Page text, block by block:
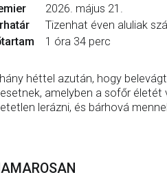
2026. május 21.
Tizenhat éven aluliak
1 óra 34 perc
héttel azután, hogy
amelyben a sofőr
lerázni, és bárhová